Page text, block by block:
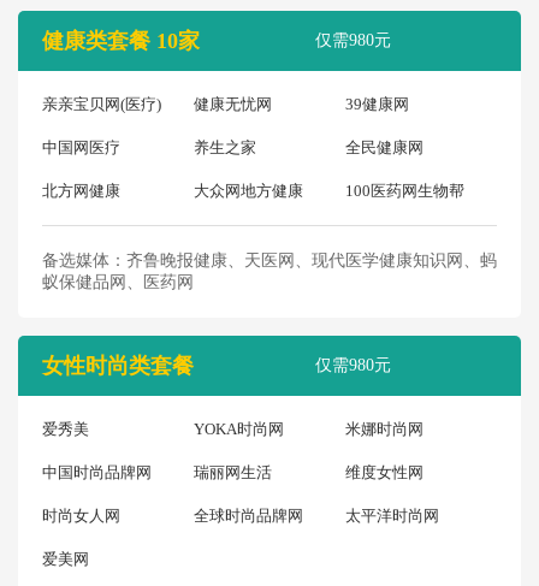
健康类套餐 10家 仅需980元
亲亲宝贝网(医疗) 健康无忧网 39健康网
中国网医疗 养生之家 全民健康网
北方网健康 大众网地方健康 100医药网生物帮
备选媒体：齐鲁晚报健康、天医网、现代医学健康知识网、蚂
蚁保健品网、医药网
女性时尚类套餐 仅需980元
爱秀美 YOKA时尚网 米娜时尚网
中国时尚品牌网 瑞丽网生活 维度女性网
时尚女人网 全球时尚品牌网 太平洋时尚网
爱美网